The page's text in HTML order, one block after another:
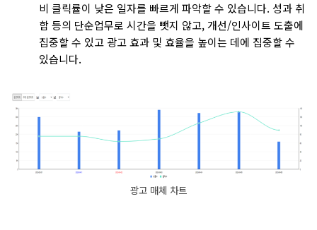
비 클릭률이 낮은 일자를 빠르게 파악할 수 있습니다. 성과 취
합 등의 단순업무로 시간을 뺏지 않고, 개선/인사이트 도출에
집중할 수 있고 광고 효과 및 효율을 높이는 데에 집중할 수
있습니다.
광고 매체 차트